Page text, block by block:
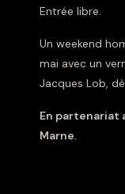
Entrée libre.
Un weekend
mai avec un
Jacques Lob,
En partenariat
Marne.